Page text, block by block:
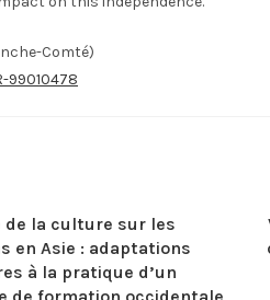
Comté)
99010478
de la culture sur les
en Asie : adaptations
à la pratique d’un